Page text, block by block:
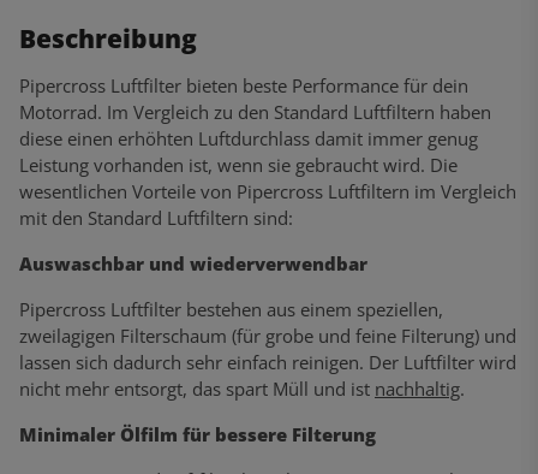
Beschreibung
Pipercross Luftfilter bieten beste Performance für dein
Motorrad. Im Vergleich zu den Standard Luftfiltern haben
diese einen erhöhten Luftdurchlass damit immer genug
Leistung vorhanden ist, wenn sie gebraucht wird. Die
wesentlichen Vorteile von Pipercross Luftfiltern im Vergleich
mit den Standard Luftfiltern sind:
Auswaschbar und wiederverwendbar
Pipercross Luftfilter bestehen aus einem speziellen,
zweilagigen Filterschaum (für grobe und feine Filterung) und
lassen sich dadurch sehr einfach reinigen. Der Luftfilter wird
nicht mehr entsorgt, das spart Müll und ist nachhaltig.
Minimaler Ölfilm für bessere Filterung